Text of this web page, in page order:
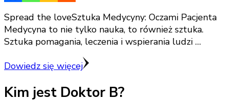
Spread the loveSztuka Medycyny: Oczami Pacjenta
Medycyna to nie tylko nauka, to również sztuka.
Sztuka pomagania, leczenia i wspierania ludzi …
Dowiedz się więcej
Kim jest Doktor B?